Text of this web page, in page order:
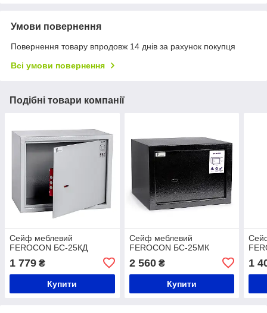
Умови повернення
Повернення товару впродовж 14 днів за рахунок покупця
Всі умови повернення
Подібні товари компанії
Сейф меблевий
FEROCON БС-25КД
1 779 ₴
Купити
Сейф меблевий
FEROCON БС-25МК
2 560₴
Купити
1